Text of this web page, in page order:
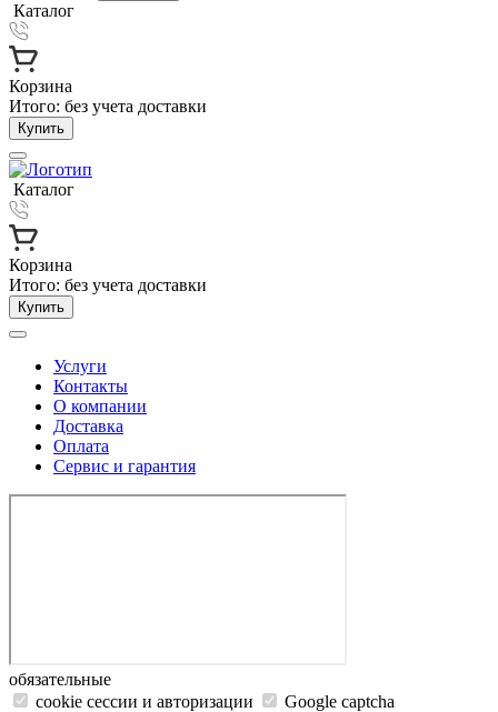
Каталог
Корзина
Итого: без учета доставки
Купить
Каталог
Корзина
Итого: без учета доставки
Купить
Услуги
Контакты
О компании
Доставка
Оплата
Сервис и гарантия
обязательные
cookie сессии и авторизации
Google captcha